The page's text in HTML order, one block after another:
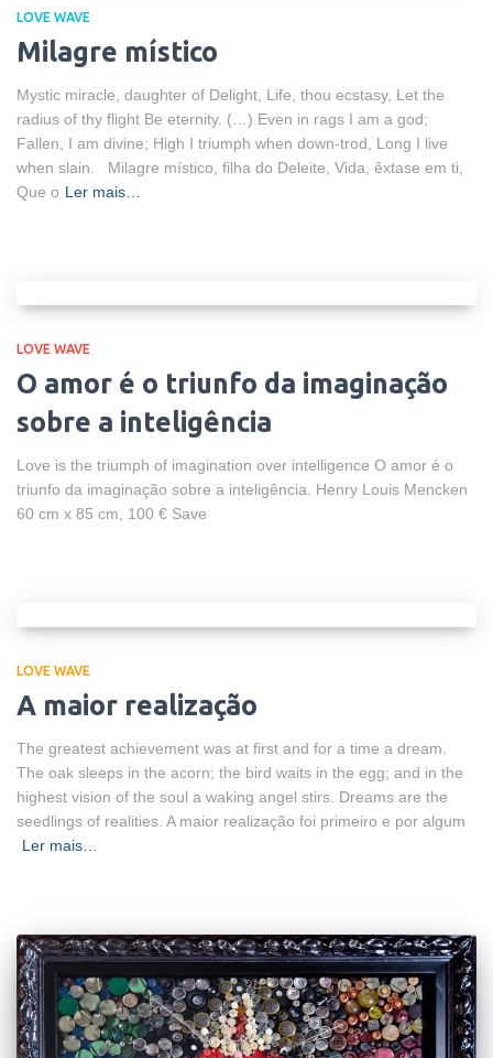
LOVE WAVE
Milagre místico
Mystic miracle, daughter of Delight, Life, thou ecstasy, Let the
radius of thy flight Be eternity. (…) Even in rags I am a god;
Fallen, I am divine; High I triumph when down-trod, Long I live
when slain. Milagre místico, filha do Deleite, Vida, êxtase em ti,
Que o Ler mais…
LOVE WAVE
O amor é o triunfo da imaginação
sobre a inteligência
Love is the triumph of imagination over intelligence O amor é o
triunfo da imaginação sobre a inteligência. Henry Louis Mencken
60 cm x 85 cm, 100 € Save
LOVE WAVE
A maior realização
The greatest achievement was at first and for a time a dream.
The oak sleeps in the acorn; the bird waits in the egg; and in the
highest vision of the soul a waking angel stirs. Dreams are the
seedlings of realities. A maior realização foi primeiro e por algum
Ler mais…